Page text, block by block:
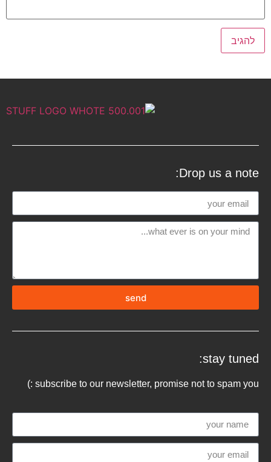
Drop us a note:
send
stay tuned:
subscribe to our newsletter, promise not to spam you :)